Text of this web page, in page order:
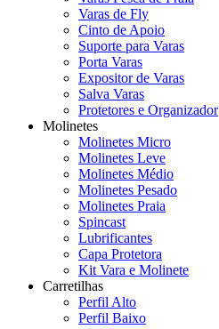
Varas de Fly
Cinto de Apoio
Suporte para Varas
Porta Varas
Expositor de Varas
Salva Varas
Protetores e Organizador
Molinetes
Molinetes Micro
Molinetes Leve
Molinetes Médio
Molinetes Pesado
Molinetes Praia
Spincast
Lubrificantes
Capa Protetora
Kit Vara e Molinete
Carretilhas
Perfil Alto
Perfil Baixo